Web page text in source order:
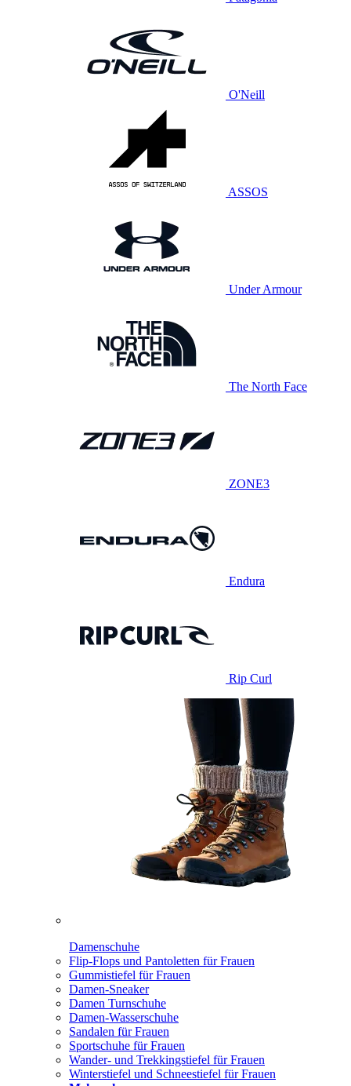
O'Neill
ASSOS
Under Armour
The North Face
ZONE3
Endura
Rip Curl
Damenschuhe
Flip-Flops und Pantoletten für Frauen
Gummistiefel für Frauen
Damen-Sneaker
Damen Turnschuhe
Damen-Wasserschuhe
Sandalen für Frauen
Sportschuhe für Frauen
Wander- und Trekkingstiefel für Frauen
Winterstiefel und Schneestiefel für Frauen